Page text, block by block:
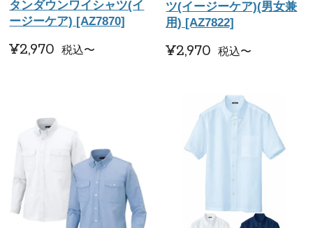
タンダウンワイシャツ(イ
ージーケア) [AZ7870]
¥2,970 税込〜
ツ(イージーケア)(男女兼
用) [AZ7822]
¥2,970 税込〜